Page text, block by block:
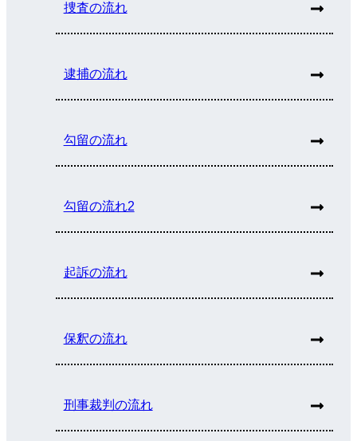
捜査の流れ
逮捕の流れ
勾留の流れ
勾留の流れ2
起訴の流れ
保釈の流れ
刑事裁判の流れ